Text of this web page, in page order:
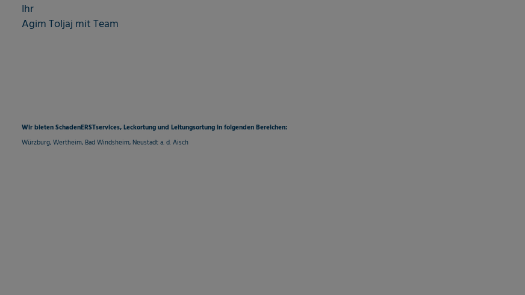
Ihr
Agim Toljaj mit Team
Wir bieten SchadenERSTservices, Leckortung und Leitungsortung in folgenden Bereichen:
Würzburg, Wertheim, Bad Windsheim, Neustadt a. d. Aisch